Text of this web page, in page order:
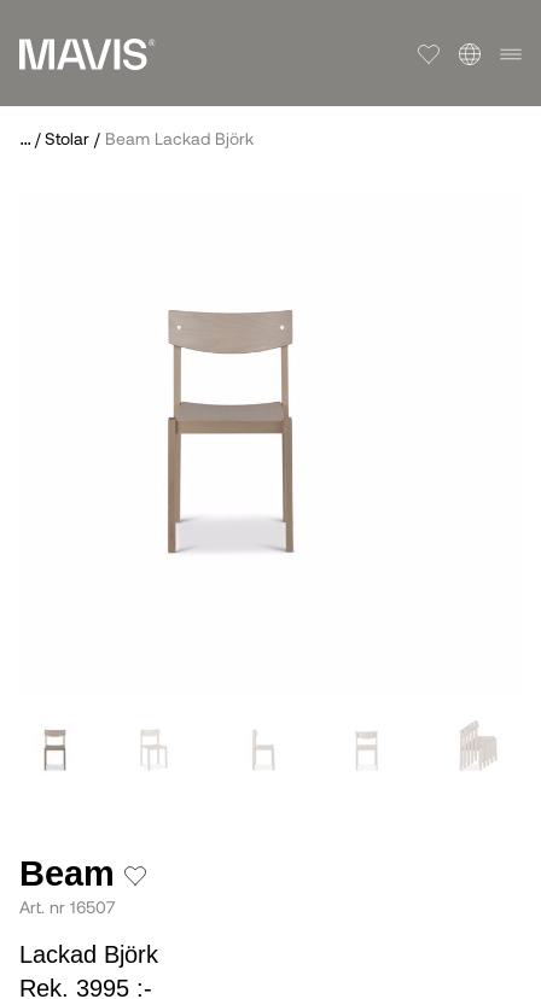
... / Stolar / Beam Lackad Björk
Beam
Art. nr 16507
Lackad Björk
Rek. 3995 :-